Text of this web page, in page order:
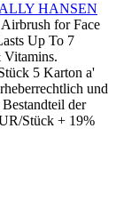
HANSEN
for Face
Up To 7
Vitamins.
5 Karton a'
und
der
Stück + 19%